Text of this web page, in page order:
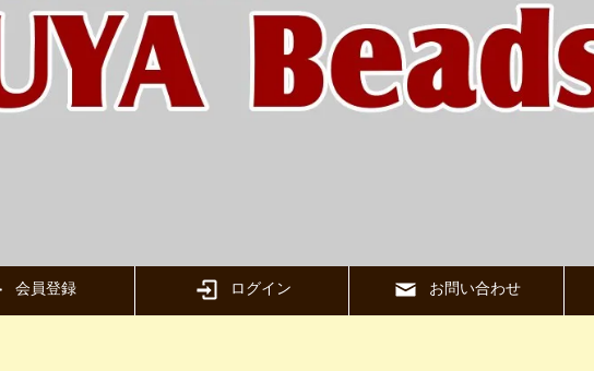
会員登録 ログイン お問い合わせ